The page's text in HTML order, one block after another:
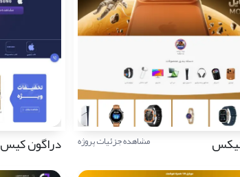
مشاهده جزئیات پروژه دراگون کیس